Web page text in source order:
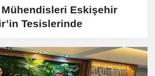
Eskişehir
Tesislerinde